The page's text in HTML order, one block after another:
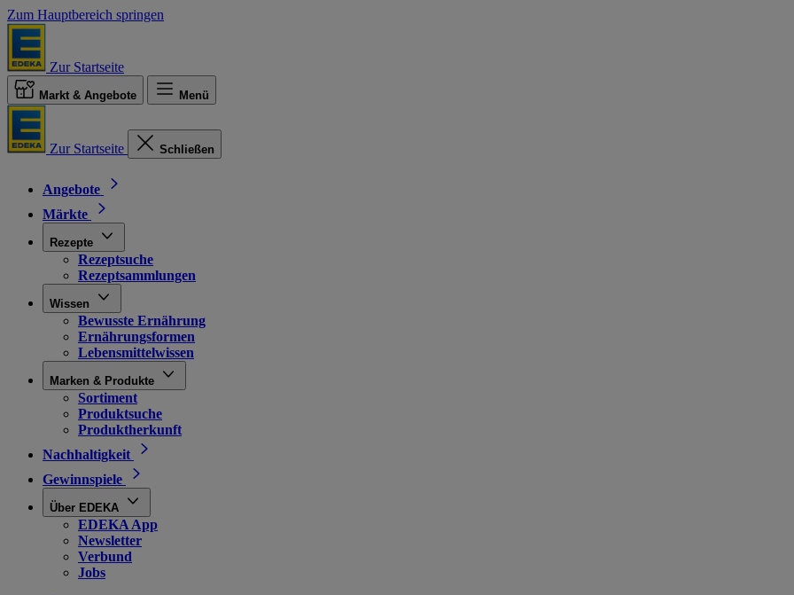
Zum Hauptbereich springen
Zur Startseite
Markt & Angebote Menü
Zur Startseite Schließen
Angebote
Märkte
Rezepte
Rezeptsuche
Rezeptsammlungen
Wissen
Bewusste Ernährung
Ernährungsformen
Lebensmittelwissen
Marken & Produkte
Sortiment
Produktsuche
Produktherkunft
Nachhaltigkeit
Gewinnspiele
Über EDEKA
EDEKA App
Newsletter
Verbund
Jobs